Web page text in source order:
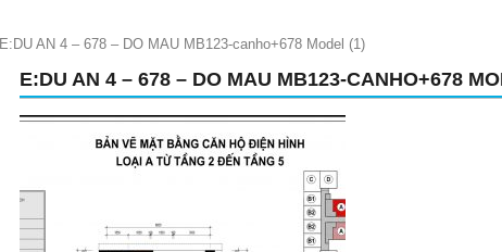
E:DU AN 4 – 678 – DO MAU MB123-canho+678 Model (1)
E:DU AN 4 – 678 – DO MAU MB123-CANHO+678